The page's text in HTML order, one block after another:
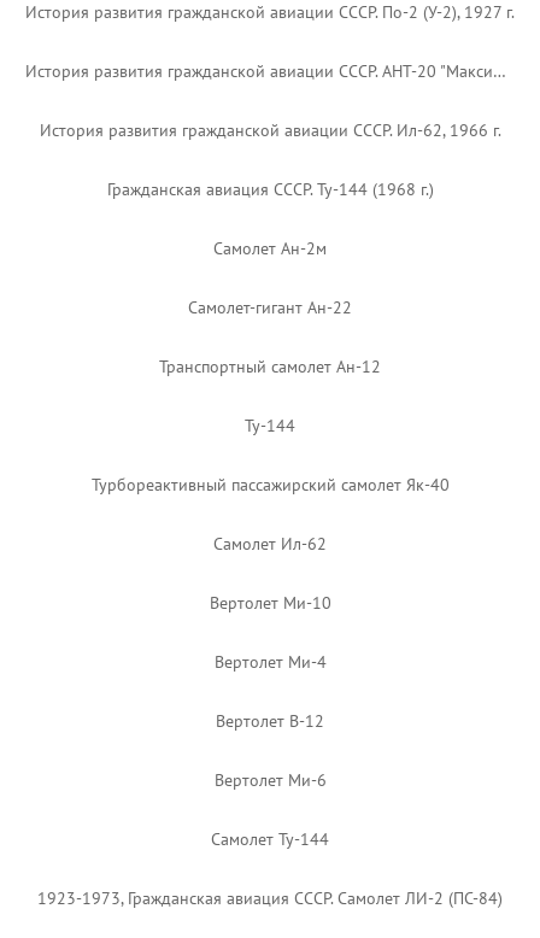
История развития гражданской авиации СССР. По-2 (У-2), 1927 г.
История развития гражданской авиации СССР. АНТ-20 "Максим Горький", 1934 г.
История развития гражданской авиации СССР. Ил-62, 1966 г.
Гражданская авиация СССР. Ту-144 (1968 г.)
Самолет Ан-2м
Самолет-гигант Ан-22
Транспортный самолет Ан-12
Ту-144
Турбореактивный пассажирский самолет Як-40
Самолет Ил-62
Вертолет Ми-10
Вертолет Ми-4
Вертолет В-12
Вертолет Ми-6
Самолет Ту-144
1923-1973, Гражданская авиация СССР. Самолет ЛИ-2 (ПС-84)